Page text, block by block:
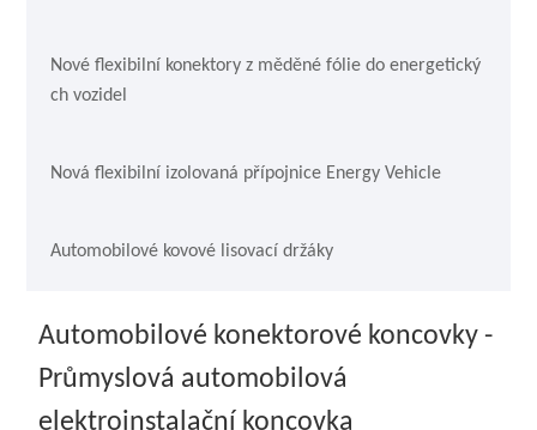
Nové flexibilní konektory z měděné fólie do energetický
ch vozidel
Nová flexibilní izolovaná přípojnice Energy Vehicle
Automobilové kovové lisovací držáky
Automobilové konektorové koncovky -
Průmyslová automobilová
elektroinstalační koncovka